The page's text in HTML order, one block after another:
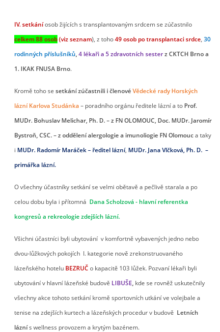
IV. setkáníosob žijících s transplantovaným srdcem se zúčastnilo
celkem88 osob(vizseznam), z toho49 osob po transplantaci srdce, 30
rodinných příslušníků,4 lékaři a 5 zdravotních sesterz CKTCH Brno a
1. IKAK FNUSA Brno.
Kromě toho se setkání zúčastnili i členovéVědecké rady Horských
lázní Karlova Studánka – poradního orgánu ředitele lázní a to Prof.
MUDr. Bohuslav Melichar, Ph. D. – z FNOLOMOUC, Doc. MUDr. Jaromír
Bystroň, CSC. – z oddělení alergologie a imunoliogie FNOlomouca taky
i MUDr. Radomír Maráček – ředitel lázní, MUDr. Jana Vlčková, Ph. D. –
primářka lázní.
O všechny účastníky setkání se velmi obětavě a pečlivě starala a po
celou dobu byla i přítomná Dana Scholzová - hlavní referentka
kongresů a rekreologie zdejších lázní.
Všichni účastníci byli ubytování v komfortně vybavených jedno nebo
dvou-lůžkových pokojích I. kategorie nově zrekonstruovaného
lázeňského hotelu BEZRUČ o kapacitě 103 lůžek. Pozvaní lékaři byli
ubytování v hlavní lázeňské budově LIBUŠE, kde se rovněž uskutečnily
všechny akce tohoto setkání kromě sportovních utkání ve volejbale a
tenise na zdejších kurtech a lázeňských procedur v budově Letních
láznís wellness provozem a krytým bazénem.